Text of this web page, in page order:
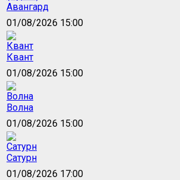
Авангард
01/08/2026 15:00
Квант
01/08/2026 15:00
Волна
01/08/2026 15:00
Сатурн
01/08/2026 17:00